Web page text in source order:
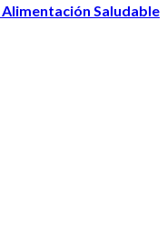
Saludable